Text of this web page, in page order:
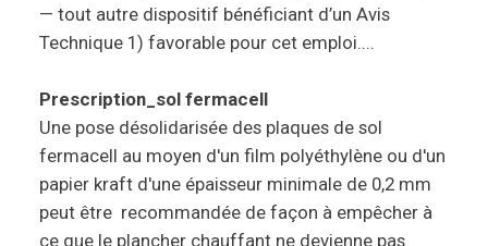
— tout autre dispositif bénéficiant d’un Avis
Technique 1) favorable pour cet emploi....
Prescription_sol fermacell
Une pose désolidarisée des plaques de sol
fermacell au moyen d'un film polyéthylène ou d'un
papier kraft d'une épaisseur minimale de 0,2 mm
peut être recommandée de façon à empêcher à
ce que le plancher chauffant ne devienne pas